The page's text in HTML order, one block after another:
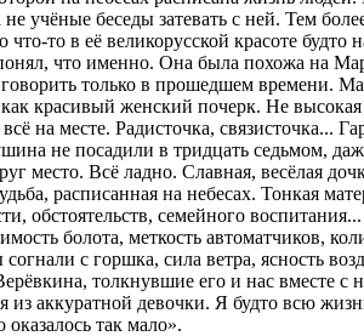
не учёные беседы затевать с ней. Тем
то в её великорусской красоте будто
что именно. Она была похожа на
только в прошедшем времени.
красивый женский почерк. Не
на месте. Радисточка, связисточка...
не посадили в тридцать седьмом,
место. Всё ладно. Славная, весёлая
расписанная на небесах. Тонкая
обстоятельств, семейного
болота, меткость автоматчиков,
с горшка, сила ветра, ясность
толкнувшие его и нас вместе с
аккуратной девочки. Я будто всю
так мало».